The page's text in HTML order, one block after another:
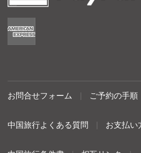
お問合せフォーム ご予約の手順
中国旅行よくある質問 お支払い